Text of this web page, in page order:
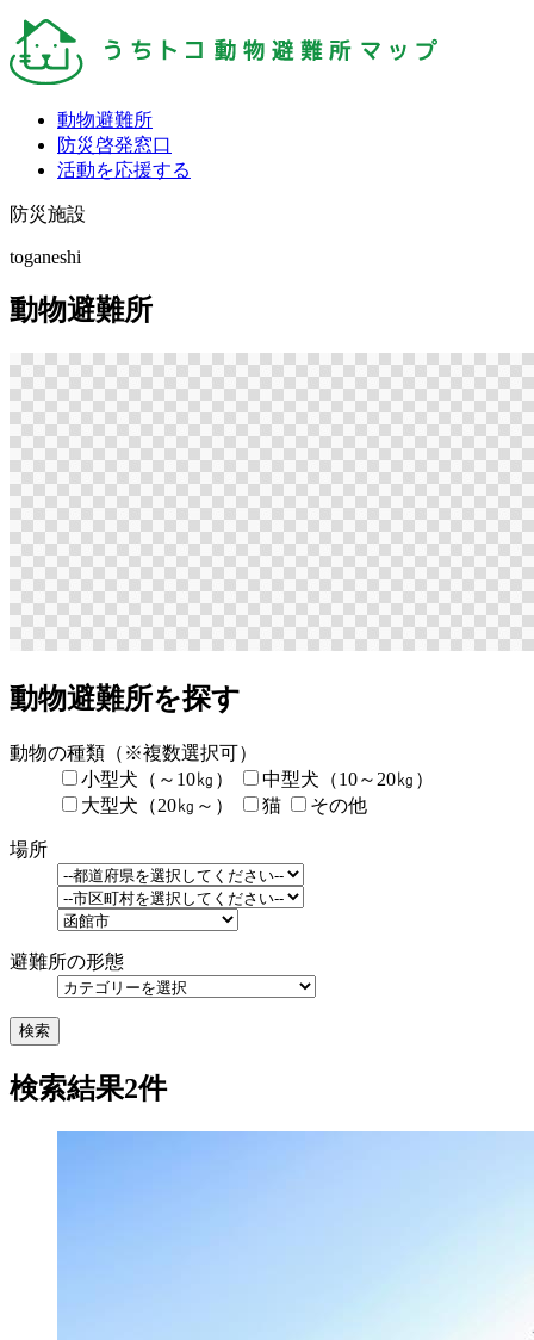
動物避難所
防災啓発窓口
活動を応援する
防災施設
toganeshi
動物避難所
動物避難所を探す
動物の種類 （※複数選択可）
小型犬（～10㎏）
中型犬（10～20㎏）
大型犬（20㎏～）
猫 その他
場所
避難所の形態
検索
検索結果2件